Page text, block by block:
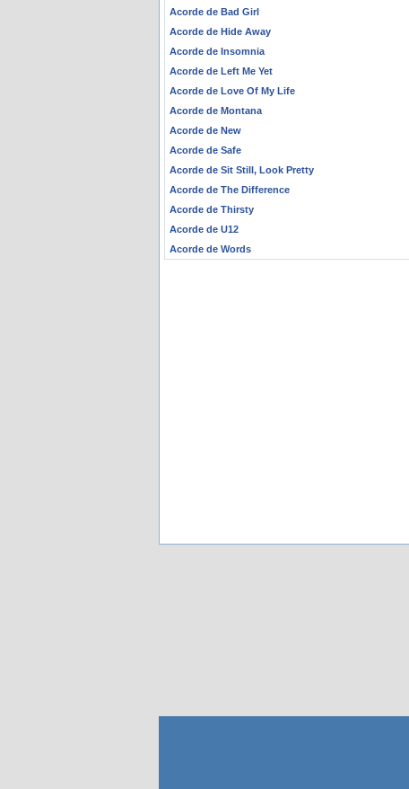
Acorde de Bad Girl
Acorde de Hide Away
Acorde de Insomnia
Acorde de Left Me Yet
Acorde de Love Of My Life
Acorde de Montana
Acorde de New
Acorde de Safe
Acorde de Sit Still, Look Pretty
Acorde de The Difference
Acorde de Thirsty
Acorde de U12
Acorde de Words